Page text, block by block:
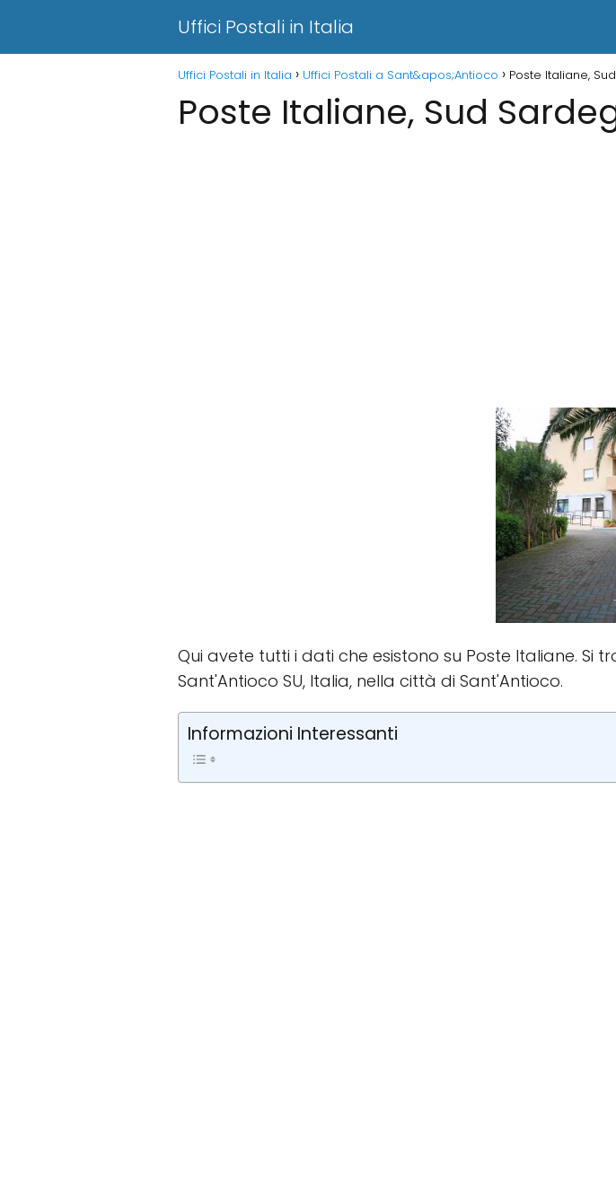
Uffici Postali in Italia
Uffici Postali in Italia Uffici Postali a Sant&apos;Antioco Poste Italiane,
Poste Italiane, Sud
Qui avete tutti i dati che esistono su Poste Italiane. Si
Sant'Antioco SU, Italia, nella città di Sant'Antioco.
Informazioni Interessanti